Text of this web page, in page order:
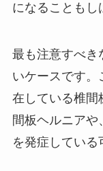
になることもし
最も注意すべき
いケースです。
在している椎間
間板ヘルニアや
を発症している